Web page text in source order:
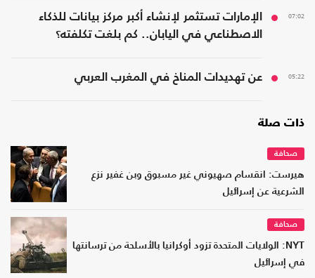
07:02
الإمارات تستثمر لإنشاء أكبر مركز بيانات للذكاء
الاصطناعي في اليابان.. كم بلغت تكلفته؟
05:22 عن تهديدات المناخ في المغرب العربي
ذات صلة
صحافة
هيرست: انقسام صهيوني غير مسبوق وبن غفير نزع
الشرعية عن إسرائيل
صحافة
NYT: الولايات المتحدة تزود أوكرانيا بالأسلحة من ترسانتها
في إسرائيل